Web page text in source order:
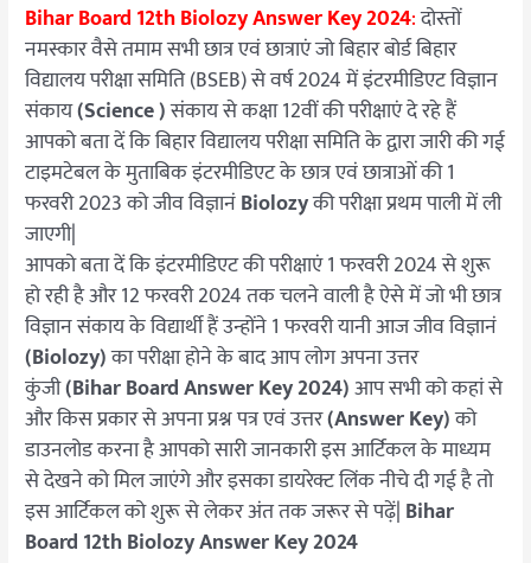
Bihar Board 12th Biolozy Answer Key 2024:दोस्तों
नमस्कार वैसे तमाम सभी छात्र एवं छात्राएं जो बिहार बोर्ड बिहार
विद्यालय परीक्षा समिति (BSEB) से वर्ष 2024 में इंटरमीडिएट विज्ञान
संकाय(Science )संकाय से कक्षा 12वीं की परीक्षाएं दे रहे हैं
आपको बता दें कि बिहार विद्यालय परीक्षा समिति के द्वारा जारी की गई
टाइमटेबल के मुताबिक इंटरमीडिएट के छात्र एवं छात्राओं की 1
फरवरी 2023 को जीव विज्ञानंBiolozyकी परीक्षा प्रथम पाली में ली
जाएगी|
आपको बता दें कि इंटरमीडिएट की परीक्षाएं 1 फरवरी 2024 से शुरू
हो रही है और 12 फरवरी 2024 तक चलने वाली है ऐसे में जो भी छात्र
विज्ञान संकाय के विद्यार्थी हैं उन्होंने 1 फरवरी यानी आजजीव विज्ञानं
(Biolozy)का परीक्षा होने के बाद आप लोग अपना उत्तर
कुंजी(Bihar Board Answer Key 2024)आप सभी को कहां से
और किस प्रकार से अपना प्रश्न पत्र एवं उत्तर(Answer Key)को
डाउनलोड करना है आपको सारी जानकारी इस आर्टिकल के माध्यम
से देखने को मिल जाएंगे और इसका डायरेक्ट लिंक नीचे दी गई है तो
इस आर्टिकल को शुरू से लेकर अंत तक जरूर से पढ़ें| Bihar
Board 12th Biolozy Answer Key 2024
देखें
सेट
A
से
J
तक
Direct
Link